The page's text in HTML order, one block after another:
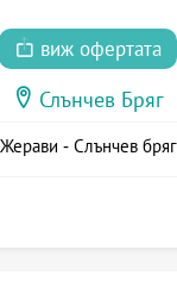
виж офертата
Слънчев Бряг
Жерави - Слънчев бряг